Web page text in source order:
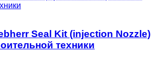
Seal Kit (injection Nozzle)
техники